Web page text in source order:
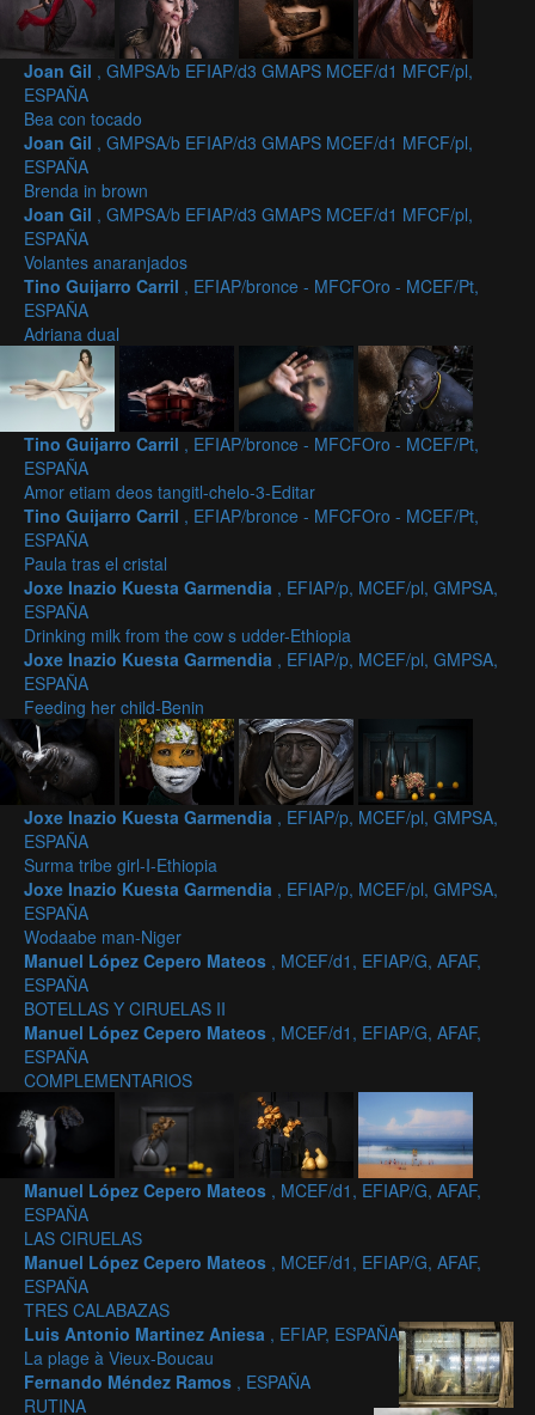
Joan Gil , GMPSA/b EFIAP/d3 GMAPS MCEF/d1 MFCF/pl,
ESPAÑA
Bea con tocado
Joan Gil , GMPSA/b EFIAP/d3 GMAPS MCEF/d1 MFCF/pl,
ESPAÑA
Brenda in brown
Joan Gil , GMPSA/b EFIAP/d3 GMAPS MCEF/d1 MFCF/pl,
ESPAÑA
Volantes anaranjados
Tino Guijarro Carril , EFIAP/bronce - MFCFOro - MCEF/Pt,
ESPAÑA
Adriana dual
Tino Guijarro Carril , EFIAP/bronce - MFCFOro - MCEF/Pt,
ESPAÑA
Amor etiam deos tangitl-chelo-3-Editar
Tino Guijarro Carril , EFIAP/bronce - MFCFOro - MCEF/Pt,
ESPAÑA
Paula tras el cristal
Joxe Inazio Kuesta Garmendia , EFIAP/p, MCEF/pl, GMPSA,
ESPAÑA
Drinking milk from the cow s udder-Ethiopia
Joxe Inazio Kuesta Garmendia , EFIAP/p, MCEF/pl, GMPSA,
ESPAÑA
Feeding her child-Benin
Joxe Inazio Kuesta Garmendia , EFIAP/p, MCEF/pl, GMPSA,
ESPAÑA
Surma tribe girl-I-Ethiopia
Joxe Inazio Kuesta Garmendia , EFIAP/p, MCEF/pl, GMPSA,
ESPAÑA
Wodaabe man-Niger
Manuel López Cepero Mateos , MCEF/d1, EFIAP/G, AFAF,
ESPAÑA
BOTELLAS Y CIRUELAS II
Manuel López Cepero Mateos , MCEF/d1, EFIAP/G, AFAF,
ESPAÑA
COMPLEMENTARIOS
Manuel López Cepero Mateos , MCEF/d1, EFIAP/G, AFAF,
ESPAÑA
LAS CIRUELAS
Manuel López Cepero Mateos , MCEF/d1, EFIAP/G, AFAF,
ESPAÑA
TRES CALABAZAS
Luis Antonio Martinez Aniesa , EFIAP, ESPAÑA
La plage à Vieux-Boucau
Fernando Méndez Ramos , ESPAÑA
RUTINA